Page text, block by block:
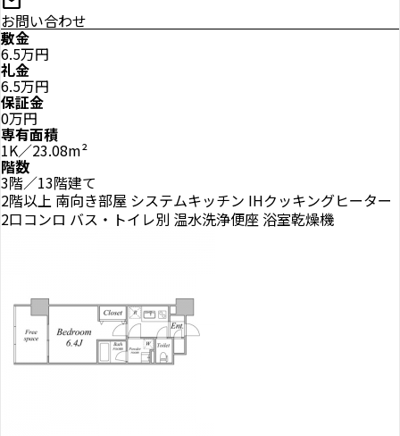
お問い合わせ
敷金
6.5万円
礼金
6.5万円
保証金
0万円
専有面積
1K／23.08m²
階数
3階／13階建て
2階以上 南向き部屋 システムキッチン IHクッキングヒーター
2口コンロ バス・トイレ別 温水洗浄便座 浴室乾燥機